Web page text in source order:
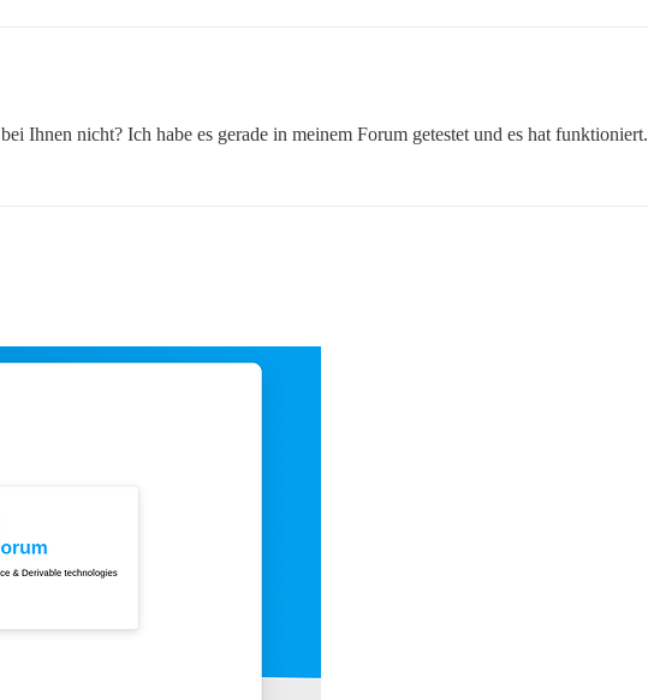
bei Ihnen nicht? Ich habe es gerade in meinem Forum getestet und es hat funktioniert.